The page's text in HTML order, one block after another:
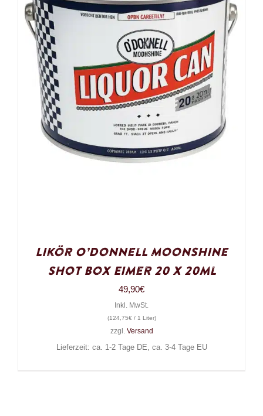
Likör O’Donnell Moonshine
Shot Box Eimer 20 x 20ml
49,90€
Inkl. MwSt.
(124,75€/ 1 Liter)
zzgl. Versand
Lieferzeit: ca. 1-2 Tage DE, ca. 3-4 Tage EU